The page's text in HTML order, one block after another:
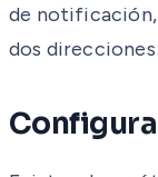
de notificación,
dos